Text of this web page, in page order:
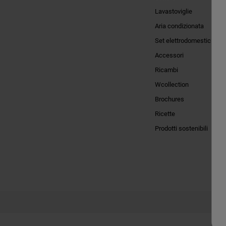
Lavastoviglie
Aria condizionata
Set elettrodomestici
Accessori
Ricambi
Wcollection
Brochures
Ricette
Prodotti sostenibili